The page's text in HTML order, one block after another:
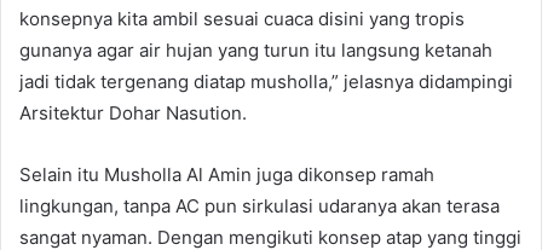
konsepnya kita ambil sesuai cuaca disini yang tropis
gunanya agar air hujan yang turun itu langsung ketanah
jadi tidak tergenang diatap musholla,” jelasnya didampingi
Arsitektur Dohar Nasution.
Selain itu Musholla Al Amin juga dikonsep ramah
lingkungan, tanpa AC pun sirkulasi udaranya akan terasa
sangat nyaman. Dengan mengikuti konsep atap yang tinggi